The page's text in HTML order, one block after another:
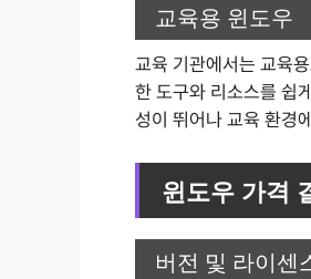
교육용 윈도우
교육 기관에서는 교육
한 도구와 리소스를 쉽
성이 뛰어나 교육 환경
윈도우 가격
버전 및 라이센